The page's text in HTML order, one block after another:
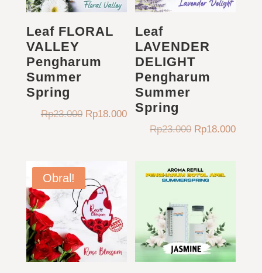
Leaf FLORAL
VALLEY
Pengharum
Summer
Spring
Rp23.000 Harga
Rp18.000Harga
Rp18.000.
Leaf
LAVENDER
DELIGHT
Pengharum
Summer
Spring
Rp23.000 Harga
Rp23.000.
Rp18.000Harga
Obral!